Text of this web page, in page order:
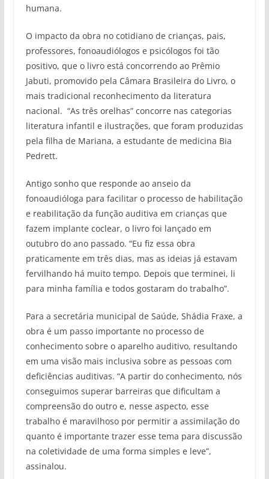
humana.
O impacto da obra no cotidiano de crianças, pais,
professores, fonoaudiólogos e psicólogos foi tão
positivo, que o livro está concorrendo ao Prêmio
Jabuti, promovido pela Câmara Brasileira do Livro, o
mais tradicional reconhecimento da literatura
nacional. “As três orelhas” concorre nas categorias
literatura infantil e ilustrações, que foram produzidas
pela filha de Mariana, a estudante de medicina Bia
Pedrett.
Antigo sonho que responde ao anseio da
fonoaudióloga para facilitar o processo de habilitação
e reabilitação da função auditiva em crianças que
fazem implante coclear, o livro foi lançado em
outubro do ano passado. “Eu fiz essa obra
praticamente em três dias, mas as ideias já estavam
fervilhando há muito tempo. Depois que terminei, li
para minha família e todos gostaram do trabalho”.
Para a secretária municipal de Saúde, Shádia Fraxe, a
obra é um passo importante no processo de
conhecimento sobre o aparelho auditivo, resultando
em uma visão mais inclusiva sobre as pessoas com
deficiências auditivas. “A partir do conhecimento, nós
conseguimos superar barreiras que dificultam a
compreensão do outro e, nesse aspecto, esse
trabalho é maravilhoso por permitir a assimilação do
quanto é importante trazer esse tema para discussão
na coletividade de uma forma simples e leve”,
assinalou.